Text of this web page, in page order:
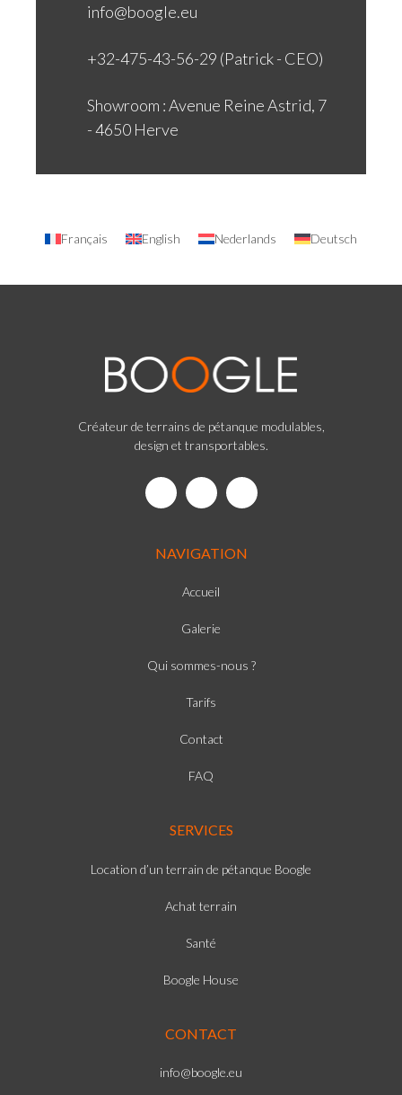
info@boogle.eu
+32-475-43-56-29 (Patrick - CEO)
Showroom : Avenue Reine Astrid, 7
- 4650 Herve
Français English Nederlands Deutsch
Créateur de terrains de pétanque modulables,
design et transportables.
NAVIGATION
Accueil
Galerie
Qui sommes-nous ?
Tarifs
Contact
FAQ
SERVICES
Location d’un terrain de pétanque Boogle
Achat terrain
Santé
Boogle House
CONTACT
info@boogle.eu